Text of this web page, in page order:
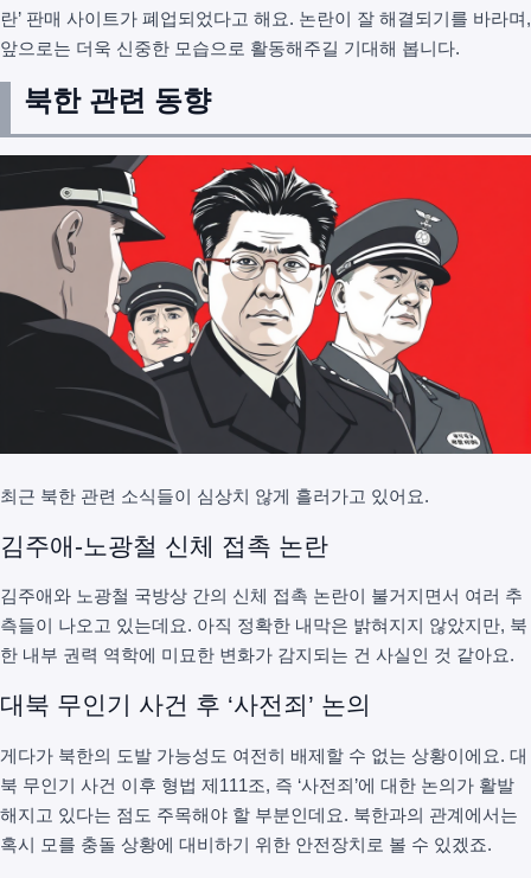
란’ 판매 사이트가 폐업되었다고 해요. 논란이 잘 해결되기를 바라며,
앞으로는 더욱 신중한 모습으로 활동해주길 기대해 봅니다.
북한 관련 동향
최근 북한 관련 소식들이 심상치 않게 흘러가고 있어요.
김주애-노광철 신체 접촉 논란
김주애와 노광철 국방상 간의 신체 접촉 논란이 불거지면서 여러 추
측들이 나오고 있는데요. 아직 정확한 내막은 밝혀지지 않았지만, 북
한 내부 권력 역학에 미묘한 변화가 감지되는 건 사실인 것 같아요.
대북 무인기 사건 후 ‘사전죄’ 논의
게다가 북한의 도발 가능성도 여전히 배제할 수 없는 상황이에요. 대
북 무인기 사건 이후 형법 제111조, 즉 ‘사전죄’에 대한 논의가 활발
해지고 있다는 점도 주목해야 할 부분인데요. 북한과의 관계에서는
혹시 모를 충돌 상황에 대비하기 위한 안전장치로 볼 수 있겠죠.